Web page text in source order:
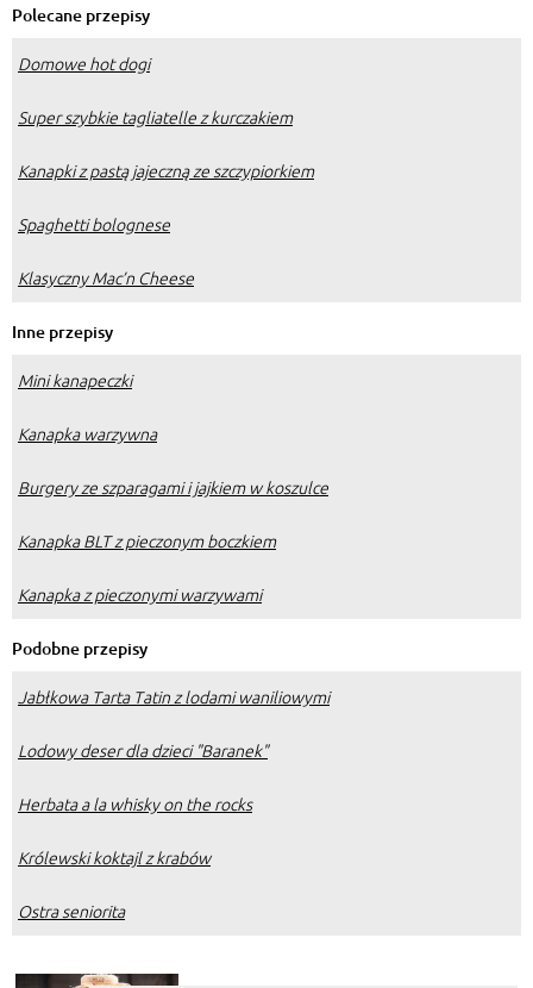
Polecane przepisy
Domowe hot dogi
Super szybkie tagliatelle z kurczakiem
Kanapki z pastą jajeczną ze szczypiorkiem
Spaghetti bolognese
Klasyczny Mac’n Cheese
Inne przepisy
Mini kanapeczki
Kanapka warzywna
Burgery ze szparagami i jajkiem w koszulce
Kanapka BLT z pieczonym boczkiem
Kanapka z pieczonymi warzywami
Podobne przepisy
Jabłkowa Tarta Tatin z lodami waniliowymi
Lodowy deser dla dzieci "Baranek"
Herbata a la whisky on the rocks
Królewski koktajl z krabów
Ostra seniorita